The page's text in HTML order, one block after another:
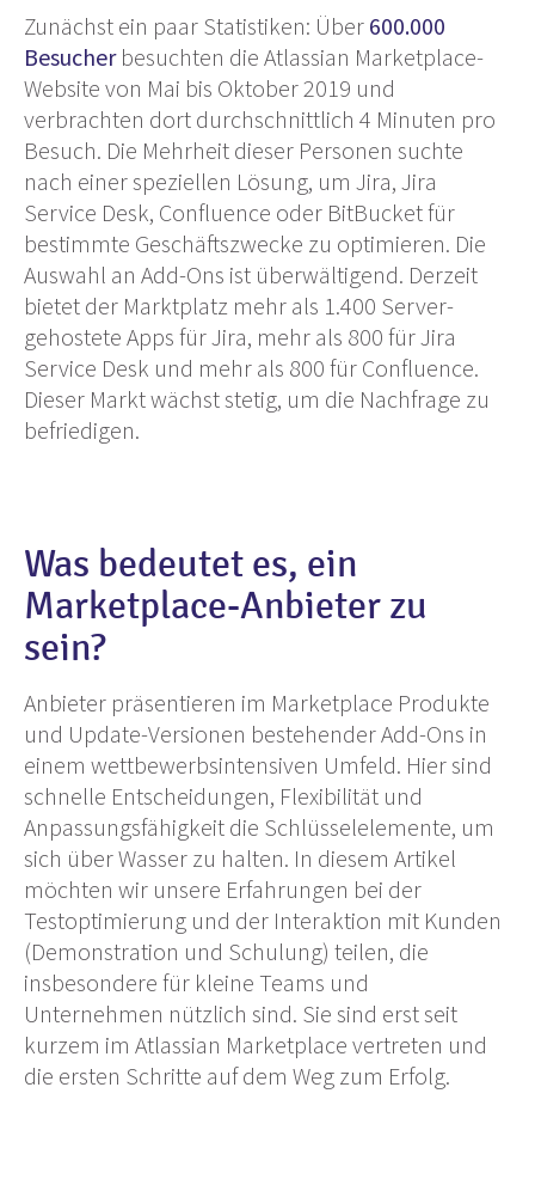
Zunächst ein paar Statistiken: Über 600.000
Besucherbesuchten die Atlassian Marketplace-
Website von Mai bis Oktober 2019 und
verbrachten dort durchschnittlich 4 Minuten pro
Besuch. Die Mehrheit dieser Personen suchte
nach einer speziellen Lösung, um Jira, Jira
Service Desk, Confluence oder BitBucket für
bestimmte Geschäftszwecke zu optimieren. Die
Auswahl an Add-Ons ist überwältigend. Derzeit
bietet der Marktplatz mehr als 1.400 Server-
gehostete Apps für Jira, mehr als 800 für Jira
Service Desk und mehr als 800 für Confluence.
Dieser Markt wächst stetig, um die Nachfrage zu
befriedigen.
Was bedeutet es, ein
Marketplace-Anbieter zu
sein?
Anbieter präsentieren im Marketplace Produkte
und Update-Versionen bestehender Add-Ons in
einem wettbewerbsintensiven Umfeld. Hier sind
schnelle Entscheidungen, Flexibilität und
Anpassungsfähigkeit die Schlüsselelemente, um
sich über Wasser zu halten. In diesem Artikel
möchten wir unsere Erfahrungen bei der
Testoptimierung und der Interaktion mit Kunden
(Demonstration und Schulung) teilen, die
insbesondere für kleine Teams und
Unternehmen nützlich sind. Sie sind erst seit
kurzem im Atlassian Marketplace vertreten und
die ersten Schritte auf dem Weg zum Erfolg.